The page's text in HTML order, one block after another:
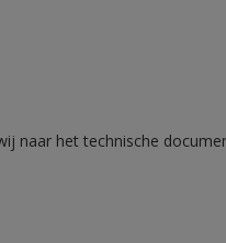
naar het technische